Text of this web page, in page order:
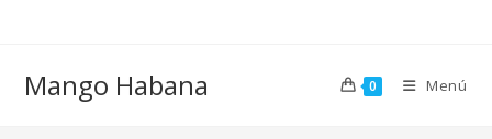
Mango Habana 0 Menú